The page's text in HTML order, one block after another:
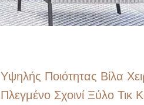
Υψηλής Ποιότητας Βίλα
Πλεγμένο Σχοινί Ξύλο Τικ